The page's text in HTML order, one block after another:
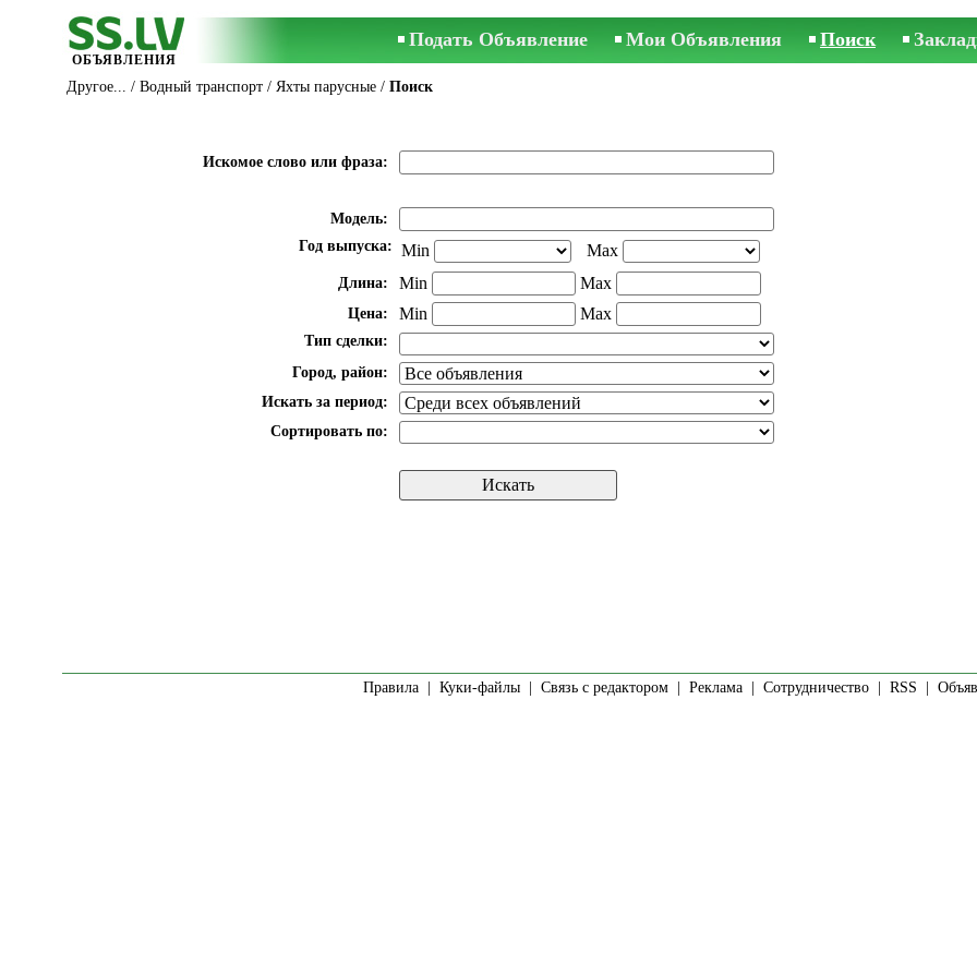
ОБЪЯВЛЕНИЯ
Подать Объявление Мои Объявления Поиск
Другое... / Водный транспорт / Яхты парусные / Поиск
Искомое слово или фраза:
Модель:
Год выпуска: Min Max
Длина: Min Max
Цена: Min Max
Тип сделки:
Город, район:
Искать за период:
Сортировать по:
Правила| Куки-файлы| Связь с редактором| Реклама| Сотрудничество| RSS |